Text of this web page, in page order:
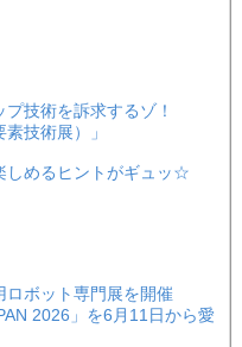
プ技術を訴求するゾ！
技術展）」
めるヒントがギュッ☆
ロボット専門展を開催
2026」を6月11日から愛